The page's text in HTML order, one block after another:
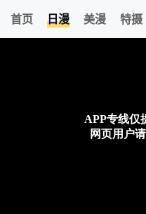
首页 日漫 美漫 特摄